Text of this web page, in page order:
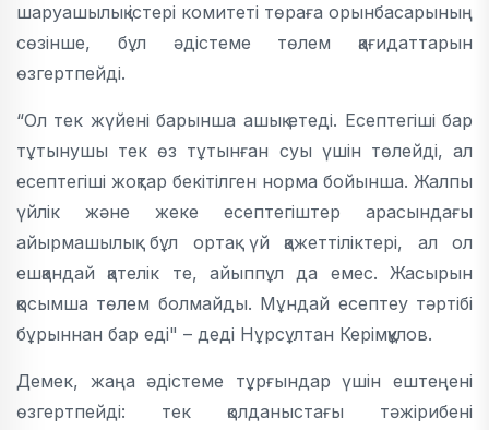
шаруашылық істері комитеті төраға орынбасарының
сөзінше, бұл әдістеме төлем қағидаттарын
өзгертпейді.
“Ол тек жүйені барынша ашық етеді. Есептегіші бар
тұтынушы тек өз тұтынған суы үшін төлейді, ал
есептегіші жоқтар бекітілген норма бойынша. Жалпы
үйлік және жеке есептегіштер арасындағы
айырмашылық бұл ортақ үй қажеттіліктері, ал ол
ешқандай қателік те, айыппұл да емес. Жасырын
қосымша төлем болмайды. Мұндай есептеу тәртібі
бұрыннан бар еді" – деді Нұрсұлтан Керімқұлов.
Демек, жаңа әдістеме тұрғындар үшін ештеңені
өзгертпейді: тек қолданыстағы тәжірибені